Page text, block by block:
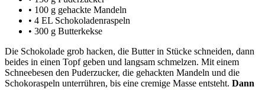
• 100 g gehackte Mandeln
• 4 EL Schokoladenraspeln
• 300 g Butterkekse
Die Schokolade grob hacken, die Butter in Stücke schneiden, dann
beides in einen Topf geben und langsam schmelzen. Mit einem
Schneebesen den Puderzucker, die gehackten Mandeln und die
Schokoraspeln unterrühren, bis eine cremige Masse entsteht. Dann